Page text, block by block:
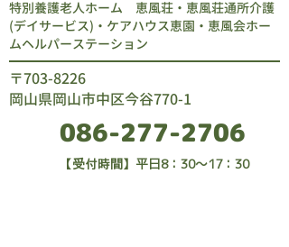
特別養護老人ホーム 恵風荘・恵風荘通所介護
(デイサービス)・ケアハウス恵園・恵風会ホー
ムヘルパーステーション
​〒703-8226
岡山県岡山市中区今谷770-1
086-277-2706
​【受付時間】平日8：30～17：30